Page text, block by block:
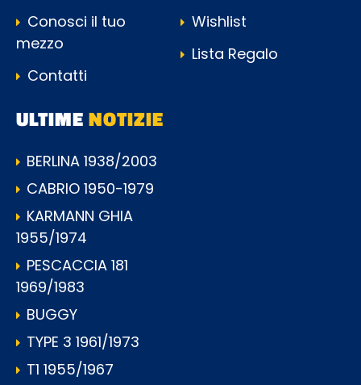
Conosci il tuo
mezzo
Contatti
Wishlist
Lista Regalo
ULTIMENOTIZIE
BERLINA 1938/2003
CABRIO 1950-1979
KARMANN GHIA
1955/1974
PESCACCIA 181
1969/1983
BUGGY
TYPE 3 1961/1973
T1 1955/1967